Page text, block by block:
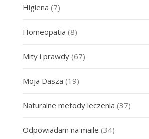
Higiena (7)
Homeopatia (8)
Mity i prawdy(67)
Moja Dasza (19)
Naturalne metody leczenia (37)
Odpowiadam na maile (34)